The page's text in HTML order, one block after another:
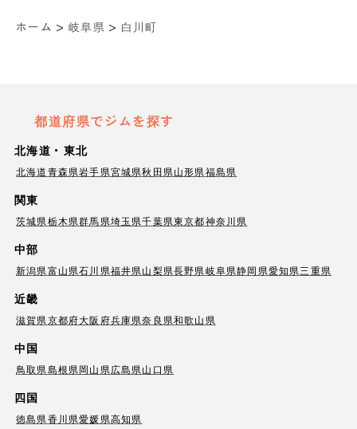
ホーム > 岐阜県 > 白川町
都道府県でジムを探す
北海道・東北
北海道青森県岩手県宮城県秋田県山形県福島県
関東
茨城県栃木県群馬県埼玉県千葉県東京都神奈川県
中部
新潟県富山県石川県福井県山梨県長野県岐阜県静岡県愛知県三重県
近畿
滋賀県京都府大阪府兵庫県奈良県和歌山県
中国
鳥取県島根県岡山県広島県山口県
四国
徳島県香川県愛媛県高知県